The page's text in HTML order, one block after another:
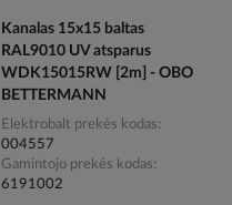
Kanalas 15x15 baltas
RAL9010 UV atsparus
WDK15015RW [2m] - OBO
BETTERMANN
Elektrobalt prekės kodas
004557
Gamintojo prekės kodas
6191002